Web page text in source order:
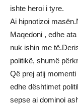
ishte heroi i tyre.
Ai hipnotizoi
Maqedoni , edhe
nuk ishin me
politikë, shumë
Që prej atij
edhe dështimet
sepse ai dominoi